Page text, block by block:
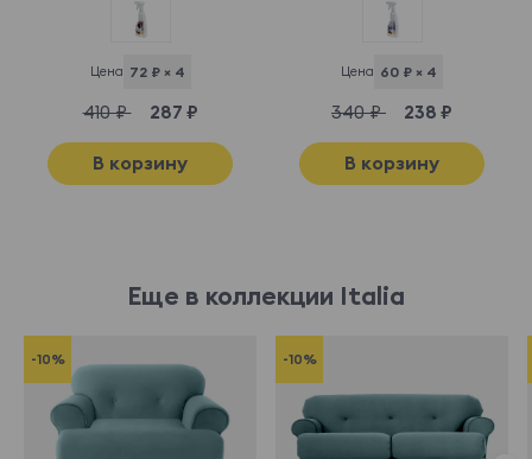
Цена 72 ₽ × 4
410 ₽ 287 ₽
В корзину
Цена 60 ₽ × 4
340 ₽ 238 ₽
В корзину
Еще в коллекции Italia
-10% -10%